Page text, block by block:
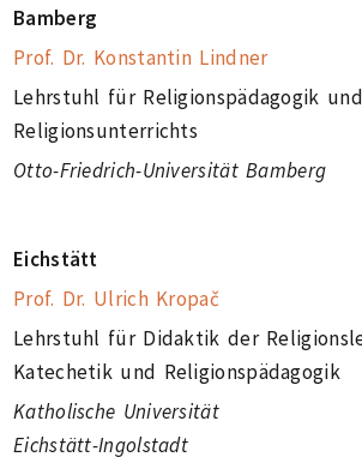
Bamberg
Prof. Dr. Konstantin Lindner
Lehrstuhl für Religionspädagogik
Religionsunterrichts
Otto-Friedrich-Universität Bamberg
Eichstätt
Prof. Dr. Ulrich Kropač
Lehrstuhl für Didaktik der
Katechetik und Religionspädagogik
Katholische Universität
Eichstätt-Ingolstadt